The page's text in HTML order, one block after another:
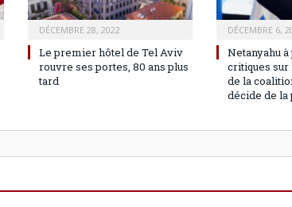
DÉCEMBRE 28, 2022
Le premier hôtel de Tel Aviv
rouvre ses portes, 80 ans plus
tard
DÉCEMBRE 6,
Netanyahu
critiques
de la
décide de la